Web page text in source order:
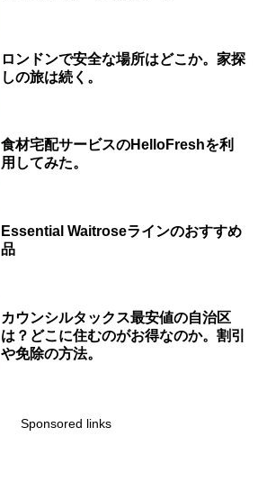
ロンドンで安全な場所はどこか。家探
しの旅は続く。
食材宅配サービスのHelloFreshを利
用してみた。
Essential Waitroseラインのおすすめ
品
カウンシルタックス最安値の自治区
は？どこに住むのがお得なのか。割引
や免除の方法。
Sponsored links